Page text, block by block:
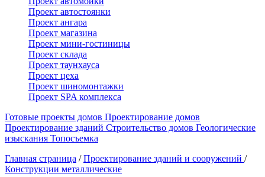
Проект автостоянки
Проект ангара
Проект магазина
Проект мини-гостиницы
Проект склада
Проект таунхауса
Проект цеха
Проект шиномонтажки
Проект SPA комплекса
Готовые проекты домов Проектирование домов
Проектирование зданий Строительство домов Геологические
изыскания Топосъемка
Главная страница / Проектирование зданий и сооружений /
Конструкции металлические